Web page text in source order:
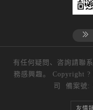
有任何疑問、咨詢請聯
務感興趣。 Copyright
司 備案號:
友情